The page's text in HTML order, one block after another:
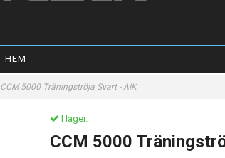
HEM
CCM 5000 Träningströja Svart - AIK
I lager.
CCM 5000